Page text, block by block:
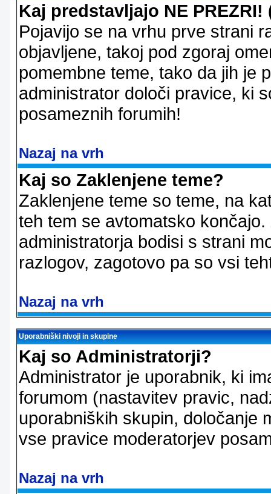
Kaj predstavljajo NE
Pojavijo se na vrhu prve strani
objavljene, takoj pod zgoraj
pomembne teme, tako da jih je
administrator določi pravice, ki
posameznih forumih!
Nazaj na vrh
Kaj so Zaklenjene teme?
Zaklenjene teme so teme, na
teh tem se avtomatsko
administratorja bodisi s strani
razlogov, zagotovo pa so vsi
Nazaj na vrh
Uporabniški nivoji in skupine
Kaj so Administratorji?
Administrator je uporabnik, ki
forumom (nastavitev pravic,
uporabniških skupin, določanje
vse pravice moderatorjev
Nazaj na vrh